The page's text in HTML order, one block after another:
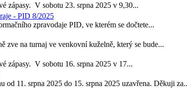
zápasy. V sobotu 23. srpna 2025 v 9,30...
- PID 8/2025
zpravodaje PID, ve kterém se dočtete...
zve na turnaj ve venkovní kuželně, který se bude...
zápasy. V sobotu 16. srpna 2025 v 17...
od 11. srpna 2025 do 15. srpna 2025 uzavřena. Děkuji